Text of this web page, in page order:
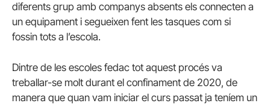
diferents grup amb companys absents els connecten a
un equipament i segueixen fent les tasques com si
fossin tots a l’escola.
Dintre de les escoles fedac tot aquest procés va
treballar-se molt durant el confinament de 2020, de
manera que quan vam iniciar el curs passat ja teníem un